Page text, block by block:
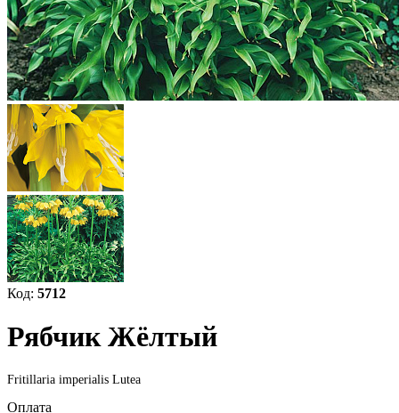
Код: 5712
Рябчик Жёлтый
Fritillaria imperialis Lutea
Оплата